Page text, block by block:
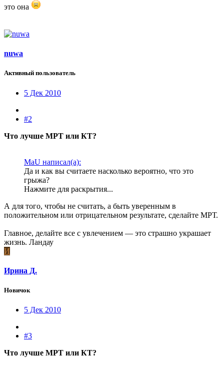
это она
nuwa
Активный пользователь
5 Дек 2010
#2
Что лучше МРТ или КТ?
MaU написал(а):
Да и как вы считаете насколько вероятно, что это
грыжа?
Нажмите для раскрытия...
А для того, чтобы не считать, а быть уверенным в
положительном или отрицательном результате, сделайте МРТ.
Главное, делайте все с увлечением — это страшно украшает
жизнь. Ландау
И
Ирина Д.
Новичок
5 Дек 2010
#3
Что лучше МРТ или КТ?